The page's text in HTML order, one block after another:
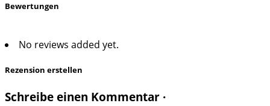
Bewertungen
No reviews added yet.
Rezension erstellen
Schreibe einen Kommentar ·